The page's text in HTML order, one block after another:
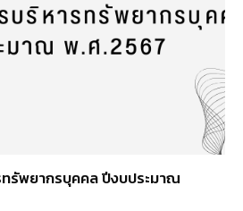
รัพยากรบุคคล ปีงบประมาณ